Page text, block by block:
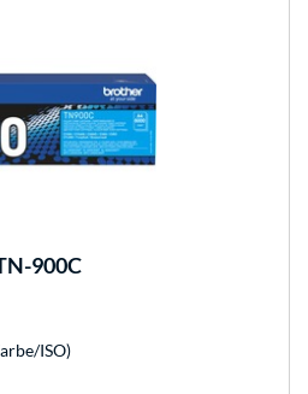
900C
ISO)